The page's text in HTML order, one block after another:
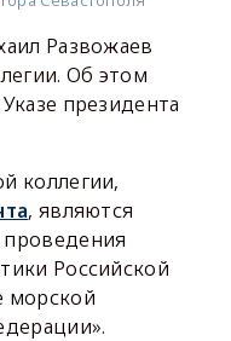
Развожаев
Об этом
президента
коллегии,
, являются
Российской
морской